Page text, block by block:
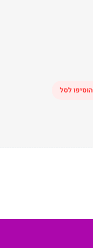
הוסיפו לסל